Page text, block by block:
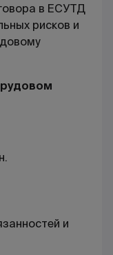
в ЕСУТД
рисков и
и